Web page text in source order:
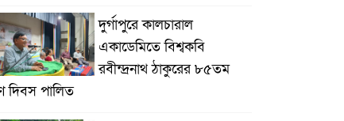
দুর্গাপুরে কালচারাল
একাডেমিতে বিশ্বকবি
রবীন্দ্রনাথ ঠাকুরের ৮৫তম
দিবস পালিত